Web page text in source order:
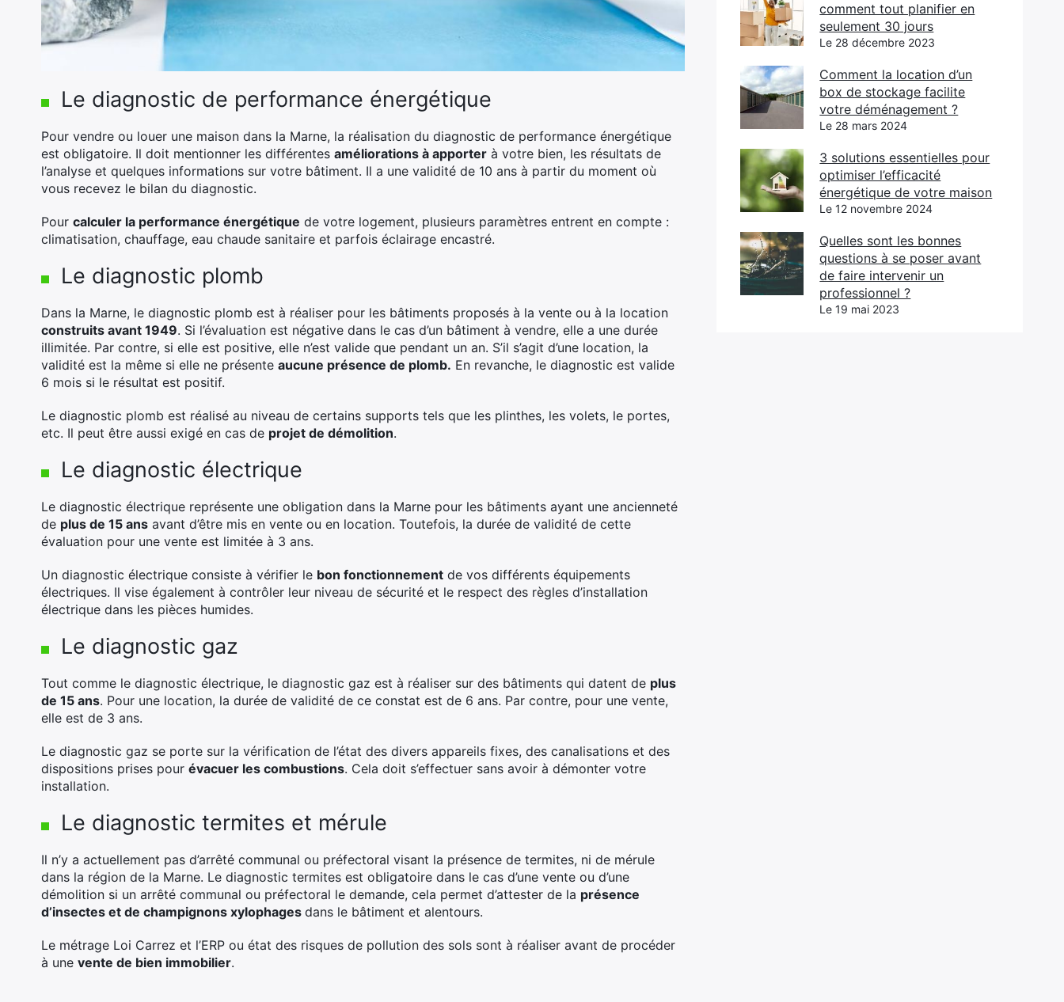
Le diagnostic de performance énergétique
Pour vendre ou louer une maison dans la Marne, la réalisation du diagnostic de performance énergétique
est obligatoire. Il doit mentionner les différentes améliorations à apporter à votre bien, les résultats de
l’analyse et quelques informations sur votre bâtiment. Il a une validité de 10 ans à partir du moment où
vous recevez le bilan du diagnostic.
Pour calculer la performance énergétique de votre logement, plusieurs paramètres entrent en compte :
climatisation, chauffage, eau chaude sanitaire et parfois éclairage encastré.
Le diagnostic plomb
Dans la Marne, le diagnostic plomb est à réaliser pour les bâtiments proposés à la vente ou à la location
construits avant 1949. Si l’évaluation est négative dans le cas d’un bâtiment à vendre, elle a une durée
illimitée. Par contre, si elle est positive, elle n’est valide que pendant un an. S’il s’agit d’une location, la
validité est la même si elle ne présente aucune présence de plomb. En revanche, le diagnostic est valide
6 mois si le résultat est positif.
Le diagnostic plomb est réalisé au niveau de certains supports tels que les plinthes, les volets, le portes,
etc. Il peut être aussi exigé en cas de projet de démolition.
Le diagnostic électrique
Le diagnostic électrique représente une obligation dans la Marne pour les bâtiments ayant une ancienneté
de plus de 15 ans avant d’être mis en vente ou en location. Toutefois, la durée de validité de cette
évaluation pour une vente est limitée à 3 ans.
Un diagnostic électrique consiste à vérifier le bon fonctionnement de vos différents équipements
électriques. Il vise également à contrôler leur niveau de sécurité et le respect des règles d’installation
électrique dans les pièces humides.
Le diagnostic gaz
Tout comme le diagnostic électrique, le diagnostic gaz est à réaliser sur des bâtiments qui datent de plus
de 15 ans. Pour une location, la durée de validité de ce constat est de 6 ans. Par contre, pour une vente,
elle est de 3 ans.
Le diagnostic gaz se porte sur la vérification de l’état des divers appareils fixes, des canalisations et des
dispositions prises pour évacuer les combustions. Cela doit s’effectuer sans avoir à démonter votre
installation.
Le diagnostic termites et mérule
Il n’y a actuellement pas d’arrêté communal ou préfectoral visant la présence de termites, ni de mérule
dans la région de la Marne. Le diagnostic termites est obligatoire dans le cas d’une vente ou d’une
démolition si un arrêté communal ou préfectoral le demande, cela permet d’attester de la présence
d’insectes et de champignons xylophages dans le bâtiment et alentours.
Le métrage Loi Carrez et l’ERP ou état des risques de pollution des sols sont à réaliser avant de procéder
à une vente de bien immobilier.
comment tout planifier en
seulement 30 jours
Le 28 décembre 2023
Comment la location d’un
box de stockage facilite
votre déménagement ?
Le 28 mars 2024
3 solutions essentielles pour
optimiser l’efficacité
énergétique de votre maison
Le 12 novembre 2024
Quelles sont les bonnes
questions à se poser avant
de faire intervenir un
professionnel ?
Le 19 mai 2023